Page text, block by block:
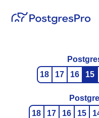
18
17 16 15
18
17 16 15